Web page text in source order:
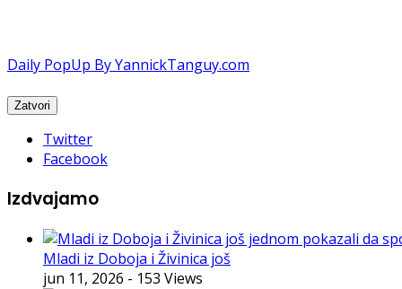
Daily PopUp By YannickTanguy.com
Twitter
Facebook
Izdvajamo
Mladi iz Doboja i Živinica još
jun 11, 2026 - 153 Views